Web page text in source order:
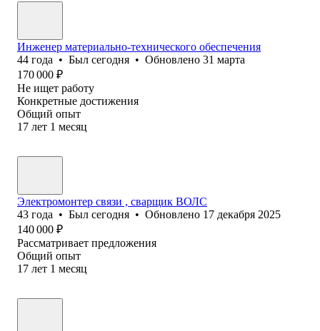
Инженер материально-технического обеспечения
44 года • Был сегодня • Обновлено 31 марта
170 000 ₽
Не ищет работу
Конкретные достижения
Общий опыт
17 лет 1 месяц
Электромонтер связи , сварщик ВОЛС
43 года • Был сегодня • Обновлено 17 декабря 2025
140 000 ₽
Рассматривает предложения
Общий опыт
17 лет 1 месяц